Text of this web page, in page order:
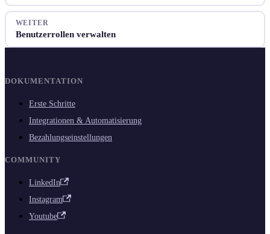
WEITER
Benutzerrollen verwalten
DOKUMENTATION
Erste Schritte
Integrationen & Automatisierung
Bezahlungseinstellungen
COMMUNITY
LinkedIn
Instagram
Youtube